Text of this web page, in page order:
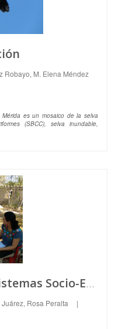
Robayo, M. Elena Méndez
es un mosaico de la selva
(SBCC), selva inundable,
Configuración de los Sistemas Socio-Ecológicos en el Área Metropolitana de Mérida
Rosa Peralta
|